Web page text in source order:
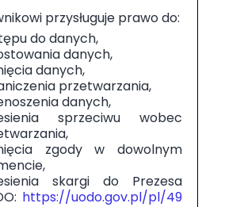
przysługuje prawo do:
do danych,
danych,
danych,
przetwarzania,
danych,
sprzeciwu wobec
zgody w dowolnym
skargi do Prezesa
https://uodo.gov.pl/pl/49